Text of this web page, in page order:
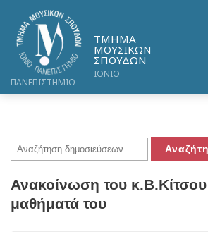
ΤΜΗΜΑ
ΜΟΥΣΙΚΩΝ
ΣΠΟΥΔΩΝ
ΙΟΝΙΟ
ΠΑΝΕΠΙΣΤΗΜΙΟ
Ανακοίνωση του κ.Β.Κίτσου
μαθήματά του